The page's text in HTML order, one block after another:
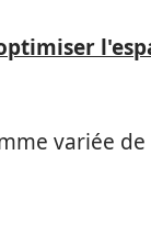
variée de